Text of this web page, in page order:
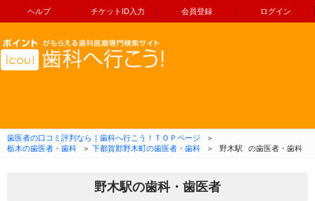
ヘルプ チケットID入力 会員登録 ログイン
コンテンツへ移動
歯医者の口コミ評判なら｜歯科へ行こう！ＴＯＰページ
＞
栃木の歯医者・歯科
＞ 下都賀郡野木町の歯医者・歯科 ＞ 野木駅 の歯医者・歯科
野木駅の歯科・歯医者